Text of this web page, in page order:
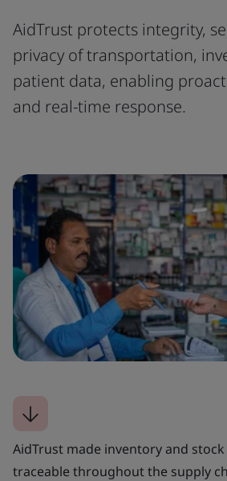
AidTrust protects integrity,
privacy of transportation,
patient data, enabling
and real-time response.
AidTrust made inventory and
traceable throughout the supply